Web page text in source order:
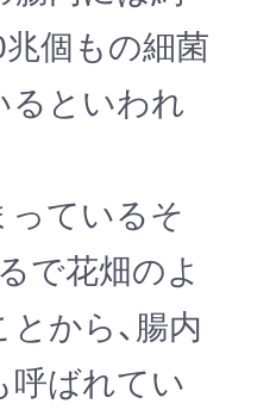
兆個もの細菌
るといわれ
ているそ
で花畑のよ
から、腸内
呼ばれてい